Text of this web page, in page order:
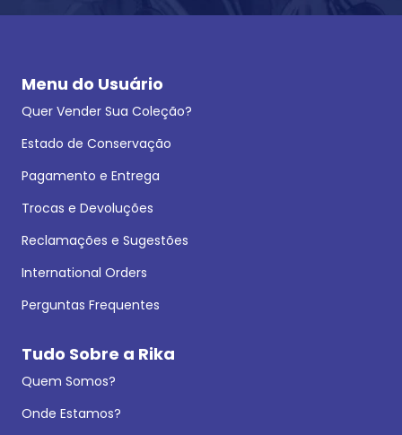
Menu do Usuário
Quer Vender Sua Coleção?
Estado de Conservação
Pagamento e Entrega
Trocas e Devoluções
Reclamações e Sugestões
International Orders
Perguntas Frequentes
Tudo Sobre a Rika
Quem Somos?
Onde Estamos?